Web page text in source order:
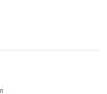
переход между
клавиатурных
?скачков“